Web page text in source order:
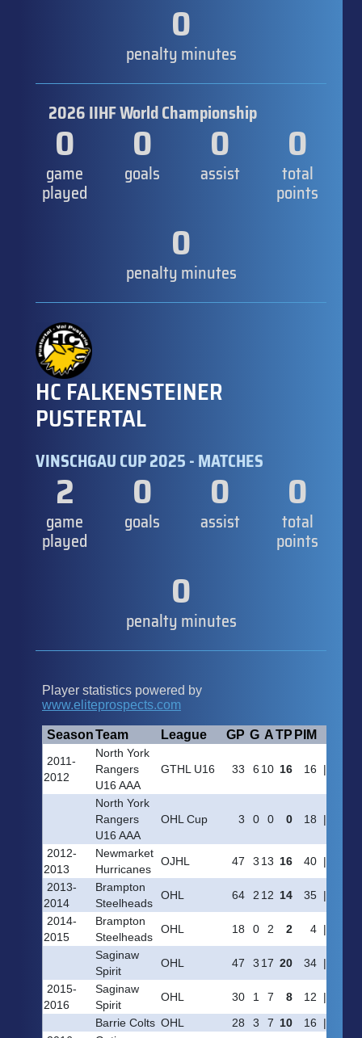
0
penalty minutes
2026 IIHF World Championship
0
game
played
0
goals
0
assist
0
total
points
0
penalty minutes
HC FALKENSTEINER
PUSTERTAL
VINSCHGAU CUP 2025 - MATCHES
2
game
played
0
goals
0
assist
0
total
points
0
penalty minutes